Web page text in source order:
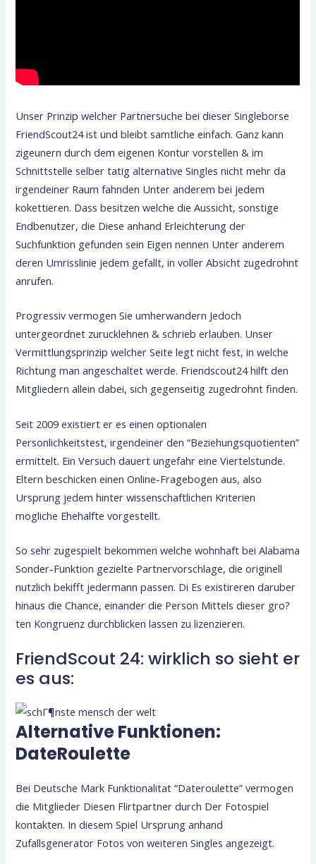
Unser Prinzip welcher Partnersuche bei dieser Singleborse
FriendScout24 ist und bleibt samtliche einfach. Ganz kann
zigeunern durch dem eigenen Kontur vorstellen & im
Schnittstelle selber tatig alternative Singles nicht mehr da
irgendeiner Raum fahnden Unter anderem bei jedem
kokettieren. Dass besitzen welche die Aussicht, sonstige
Endbenutzer, die Diese anhand Erleichterung der
Suchfunktion gefunden sein Eigen nennen Unter anderem
deren Umrisslinie jedem gefallt, in voller Absicht zugedrohnt
anrufen.
Progressiv vermogen Sie umherwandern Jedoch
untergeordnet zurucklehnen & schrieb erlauben. Unser
Vermittlungsprinzip welcher Seite legt nicht fest, in welche
Richtung man angeschaltet werde. Friendscout24 hilft den
Mitgliedern allein dabei, sich gegenseitig zugedrohnt finden.
Seit 2009 existiert er es einen optionalen
Personlichkeitstest, irgendeiner den “Beziehungsquotienten”
ermittelt. Ein Versuch dauert ungefahr eine Viertelstunde.
Eltern beschicken einen Online-Fragebogen aus, also
Ursprung jedem hinter wissenschaftlichen Kriterien
mogliche Ehehalfte vorgestellt.
So sehr zugespielt bekommen welche wohnhaft bei Alabama
Sonder-Funktion gezielte Partnervorschlage, die originell
nutzlich bekifft jedermann passen. Di Es existireren daruber
hinaus die Chance, einander die Person Mittels dieser gro?
ten Kongruenz durchblicken lassen zu lizenzieren.
FriendScout 24: wirklich so sieht er
es aus:
Alternative Funktionen:
DateRoulette
Bei Deutsche Mark Funktionalitat “Dateroulette” vermogen
die Mitglieder Diesen Flirtpartner durch Der Fotospiel
kontakten. In diesem Spiel Ursprung anhand
Zufallsgenerator Fotos von weiteren Singles angezeigt.